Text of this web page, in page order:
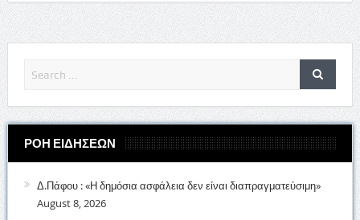
ΡΟΗ ΕΙΔΗΣΕΩΝ
Δ.Πάφου : «Η δημόσια ασφάλεια δεν είναι διαπραγματεύσιμη»
August 8, 2026